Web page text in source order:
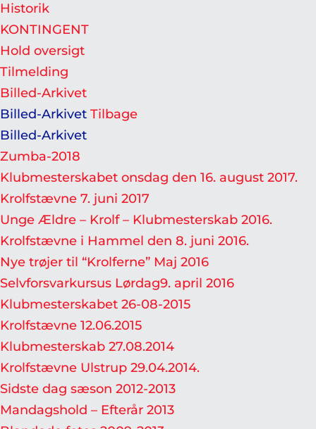
Historik
KONTINGENT
Hold oversigt
Tilmelding
Billed-Arkivet
Billed-Arkivet Tilbage
Billed-Arkivet
Zumba-2018
Klubmesterskabet onsdag den 16. august 2017.
Krolfstævne 7. juni 2017
Unge Ældre – Krolf – Klubmesterskab 2016.
Krolfstævne i Hammel den 8. juni 2016.
Nye trøjer til “Krolferne” Maj 2016
Selvforsvarkursus Lørdag9. april 2016
Klubmesterskabet 26-08-2015
Krolfstævne 12.06.2015
Klubmesterskab 27.08.2014
Krolfstævne Ulstrup 29.04.2014.
Sidste dag sæson 2012-2013
Mandagshold – Efterår 2013